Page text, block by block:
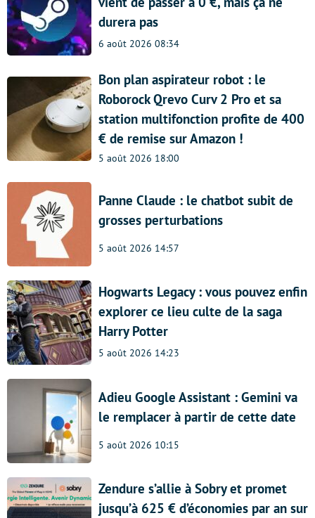
durera pas
6 août 2026 08:34
Bon plan aspirateur robot : le
Roborock Qrevo Curv 2 Pro et sa
station multifonction profite de 400
€ de remise sur Amazon !
5 août 2026 18:00
Panne Claude : le chatbot subit de
grosses perturbations
5 août 2026 14:57
Hogwarts Legacy : vous pouvez enfin
explorer ce lieu culte de la saga
Harry Potter
5 août 2026 14:23
Adieu Google Assistant : Gemini va
le remplacer à partir de cette date
5 août 2026 10:15
Zendure s’allie à Sobry et promet
jusqu’à 625 € d’économies par an sur